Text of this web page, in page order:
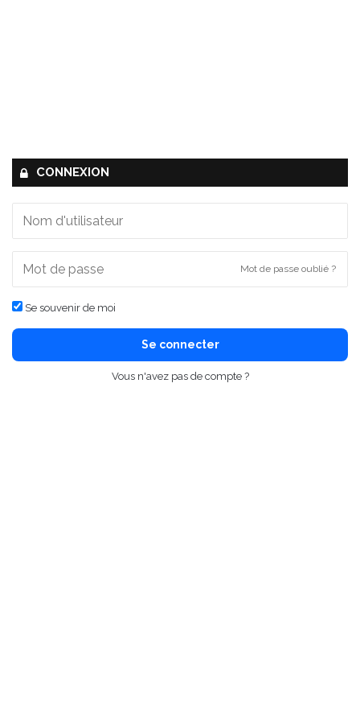
CONNEXION
Mot de passe oublié ?
Se souvenir de moi
Se connecter
Vous n'avez pas de compte ?